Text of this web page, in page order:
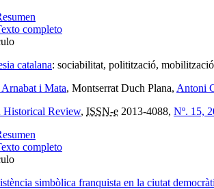
completo
catalana: sociabilitat, politització,
i Mata, Montserrat Duch Plana, Antoni
Historical Review, ISSN-e 2013-4088, Nº. 15,
completo
simbòlica franquista en la ciutat